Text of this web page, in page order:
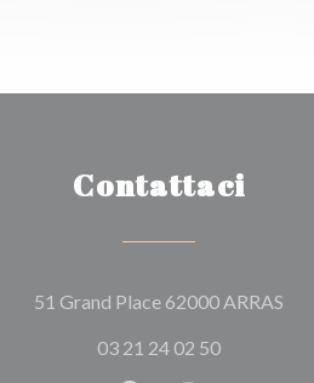
Contattaci
51 Grand Place 62000 ARRAS
03 21 24 02 50